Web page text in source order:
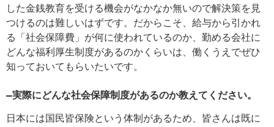
した金銭教育を受ける機会がなかなか無いので解決策を見
つけるのは難しいはずです。だからこそ、給与から引かれ
る「社会保障費」が何に使われているのか、勤める会社に
どんな福利厚生制度があるのかくらいは、働くうえでぜひ
知っておいてもらいたいです。
―実際にどんな社会保障制度があるのか教えてください。
日本には国民皆保険という体制があるため、皆さんは既に